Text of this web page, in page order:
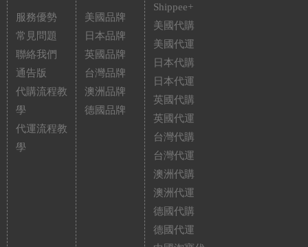
服務優勢
常見問題
聯絡我們
通告版
代購流程教
學
代運流程教
學
美國品牌
日本品牌
英國品牌
台灣品牌
澳洲品牌
德國品牌
Shippee+
美國代購
美國代運
日本代購
日本代運
英國代購
英國代運
台灣代購
台灣代運
澳洲代購
澳洲代運
德國代購
德國代運